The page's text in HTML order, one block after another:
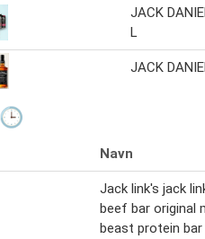
JACK
L
JACK
Navn
Jack link's jack
beef bar original
beast protein bar